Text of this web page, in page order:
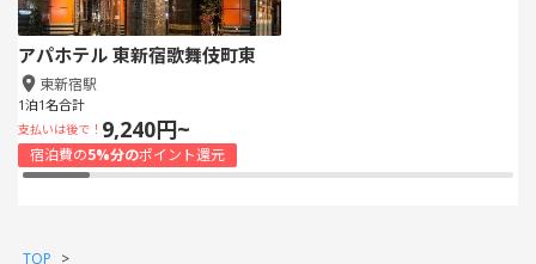
アパホテル 東新宿歌舞伎町東
東新宿駅
1泊1名合計
支払いは後で！ 9,240円~
宿泊費の5%分のポイント還元
TOP >